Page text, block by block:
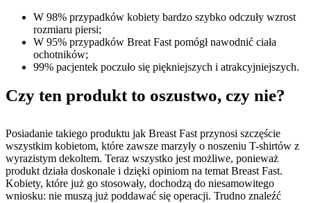
W 98% przypadków kobiety bardzo szybko odczuły wzrost
rozmiaru piersi;
W 95% przypadków Breat Fast pomógł nawodnić ciała
ochotników;
99% pacjentek poczuło się piękniejszych i atrakcyjniejszych.
Czy ten produkt to oszustwo, czy nie?
Posiadanie takiego produktu jak Breast Fast przynosi szczęście
wszystkim kobietom, które zawsze marzyły o noszeniu T-shirtów z
wyrazistym dekoltem. Teraz wszystko jest możliwe, ponieważ
produkt działa doskonale i dzięki opiniom na temat Breast Fast.
Kobiety, które już go stosowały, dochodzą do niesamowitego
wniosku: nie muszą już poddawać się operacji. Trudno znaleźć